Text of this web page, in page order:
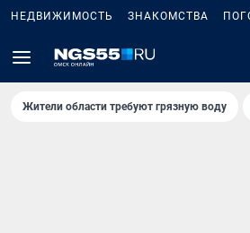
НЕДВИЖИМОСТЬ ЗНАКОМСТВА
Жители области требуют грязную воду